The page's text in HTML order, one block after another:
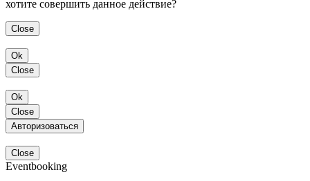
хотите совершить данное действие?
Close
Ok
Close
Ok
Close
Авторизоваться
Close
Eventbooking